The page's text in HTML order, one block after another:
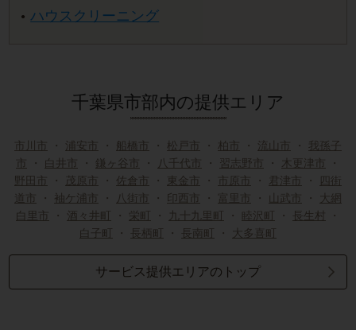
ハウスクリーニング
千葉県市部内の提供エリア
市川市 ・ 浦安市 ・ 船橋市 ・ 松戸市 ・ 柏市 ・ 流山市 ・ 我孫子
市
・ 白井市 ・ 鎌ヶ谷市 ・ 八千代市 ・ 習志野市 ・ 木更津市
・
野田市
・ 茂原市 ・ 佐倉市 ・ 東金市 ・ 市原市 ・ 君津市 ・
四街
道市
・ 袖ケ浦市 ・ 八街市 ・ 印西市 ・ 富里市 ・ 山武市 ・
大網
白里市
・ 酒々井町 ・ 栄町 ・ 九十九里町 ・ 睦沢町 ・ 長生村
・
白子町 ・ 長柄町 ・ 長南町 ・ 大多喜町
サービス提供エリアのトップ